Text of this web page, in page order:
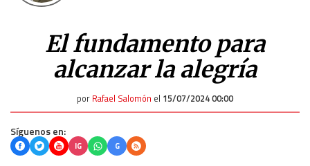
El fundamento para
alcanzar la alegría
por Rafael Salomón el 15/07/2024 00:00
Síguenos en:
IG G